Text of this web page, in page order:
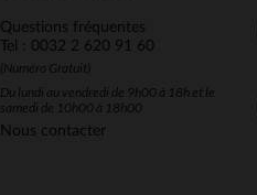
Questions fréquentes
Tel : 0032 2 620 91 60
(Numéro Gratuit)
Du lundi au vendredi de 9h00 à 18h et le
samedi de 10h00 à 18h00
Nous contacter